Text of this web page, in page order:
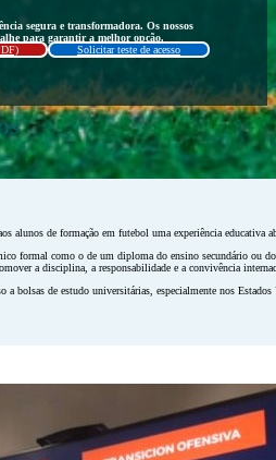
segura e transformadora. Os nossos
para garantir a melhor opção.
Solicitar teste de acesso
alunos de formação em futebol uma experiência
formal como o de um diploma do ensino secundário ou
a disciplina, a responsabilidade e a convivência
a bolsas de estudo universitárias, especialmente nos